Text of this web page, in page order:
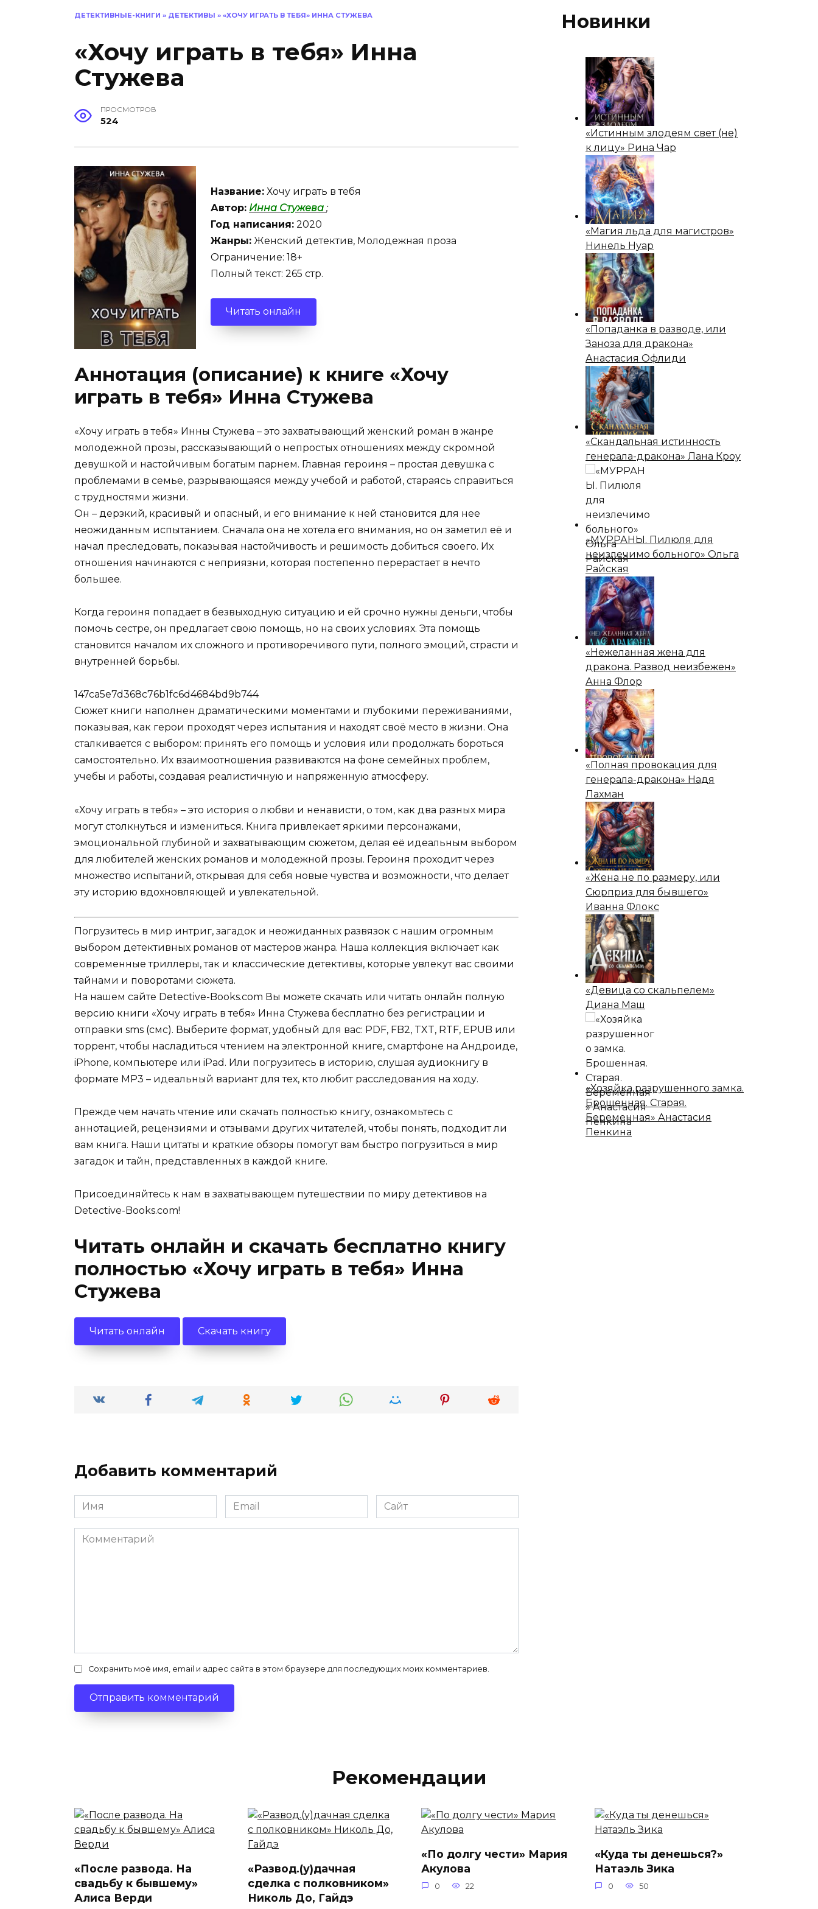
ДЕТЕКТИВНЫЕ-КНИГИ » ДЕТЕКТИВЫ » «ХОЧУ ИГРАТЬ В ТЕБЯ» ИННА СТУЖЕВА
«Хочу играть в тебя» Инна
Стужева
ПРОСМОТРОВ
524
Название: Хочу играть в тебя
Автор: Инна Стужева ;
Год написания: 2020
Жанры: Женский детектив, Молодежная проза
Ограничение: 18+
Полный текст: 265 стр.
Читать онлайн
Аннотация (описание) к книге «Хочу
играть в тебя» Инна Стужева
«Хочу играть в тебя» Инны Стужева – это захватывающий женский роман в жанре
молодежной прозы, рассказывающий о непростых отношениях между скромной
девушкой и настойчивым богатым парнем. Главная героиня – простая девушка с
проблемами в семье, разрывающаяся между учебой и работой, стараясь справиться
с трудностями жизни.
Он – дерзкий, красивый и опасный, и его внимание к ней становится для нее
неожиданным испытанием. Сначала она не хотела его внимания, но он заметил её и
начал преследовать, показывая настойчивость и решимость добиться своего. Их
отношения начинаются с неприязни, которая постепенно перерастает в нечто
большее.
Когда героиня попадает в безвыходную ситуацию и ей срочно нужны деньги, чтобы
помочь сестре, он предлагает свою помощь, но на своих условиях. Эта помощь
становится началом их сложного и противоречивого пути, полного эмоций, страсти и
внутренней борьбы.
147ca5e7d368c76b1fc6d4684bd9b744
Сюжет книги наполнен драматическими моментами и глубокими переживаниями,
показывая, как герои проходят через испытания и находят своё место в жизни. Она
сталкивается с выбором: принять его помощь и условия или продолжать бороться
самостоятельно. Их взаимоотношения развиваются на фоне семейных проблем,
учебы и работы, создавая реалистичную и напряженную атмосферу.
«Хочу играть в тебя» – это история о любви и ненависти, о том, как два разных мира
могут столкнуться и измениться. Книга привлекает яркими персонажами,
эмоциональной глубиной и захватывающим сюжетом, делая её идеальным выбором
для любителей женских романов и молодежной прозы. Героиня проходит через
множество испытаний, открывая для себя новые чувства и возможности, что делает
эту историю вдохновляющей и увлекательной.
Погрузитесь в мир интриг, загадок и неожиданных развязок с нашим огромным
выбором детективных романов от мастеров жанра. Наша коллекция включает как
современные триллеры, так и классические детективы, которые увлекут вас своими
тайнами и поворотами сюжета.
На нашем сайте Detective-Books.com Вы можете скачать или читать онлайн полную
версию книги «Хочу играть в тебя» Инна Стужева бесплатно без регистрации и
отправки sms (смс). Выберите формат, удобный для вас: PDF, FB2, TXT, RTF, EPUB или
торрент, чтобы насладиться чтением на электронной книге, смартфоне на Андроиде,
iPhone, компьютере или iPad. Или погрузитесь в историю, слушая аудиокнигу в
формате MP3 – идеальный вариант для тех, кто любит расследования на ходу.
Прежде чем начать чтение или скачать полностью книгу, ознакомьтесь с
аннотацией, рецензиями и отзывами других читателей, чтобы понять, подходит ли
вам книга. Наши цитаты и краткие обзоры помогут вам быстро погрузиться в мир
загадок и тайн, представленных в каждой книге.
Присоединяйтесь к нам в захватывающем путешествии по миру детективов на
Detective-Books.com!
Читать онлайн и скачать бесплатно книгу
полностью «Хочу играть в тебя» Инна
Стужева
Читать онлайн Скачать книгу
Добавить комментарий
Имя
*
Email
*
Сайт
Комментарий
Сохранить моё имя, email и адрес сайта в этом браузере для последующих моих комментариев.
Новинки
«Истинным злодеям свет (не)
к лицу» Рина Чар
«Магия льда для магистров»
Нинель Нуар
«Попаданка в разводе, или
Заноза для дракона»
Анастасия Офлиди
«Скандальная истинность
генерала-дракона» Лана Кроу
«МУРРАНЫ. Пилюля для
неизлечимо больного» Ольга
Райская
«Нежеланная жена для
дракона. Развод неизбежен»
Анна Флор
«Полная провокация для
генерала-дракона» Надя
Лахман
«Жена не по размеру, или
Сюрприз для бывшего»
Иванна Флокс
«Девица со скальпелем»
Диана Маш
«Хозяйка разрушенного замка.
Брошенная. Старая.
Беременная» Анастасия
Пенкина
Рекомендации
«После развода. На
свадьбу к бывшему»
Алиса Верди
«Развод.(у)дачная
сделка с полковником»
Николь До, Гайдэ
«По долгу чести» Мария
Акулова
0 22
«Куда ты денешься?»
Натаэль Зика
0 50